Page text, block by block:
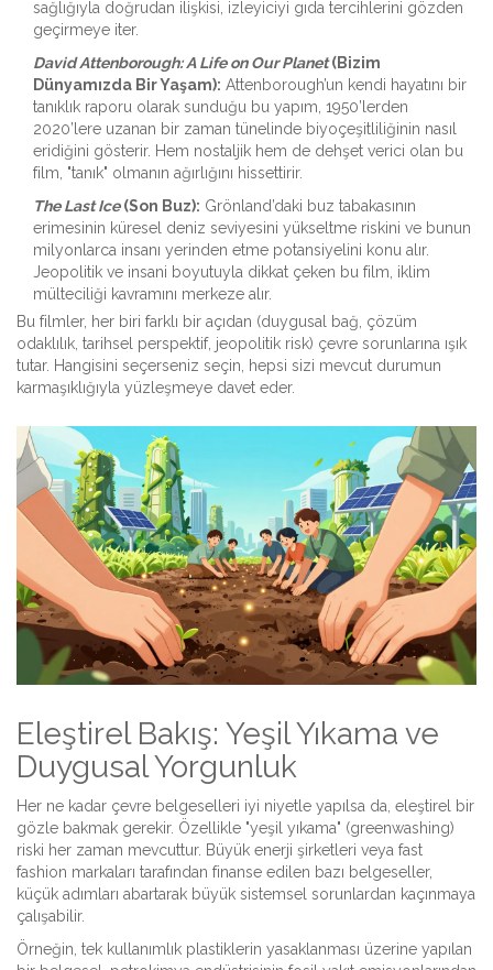
sağlığıyla doğrudan ilişkisi, izleyiciyi gıda tercihlerini gözden
geçirmeye iter.
David Attenborough: A Life on Our Planet(Bizim
Dünyamızda Bir Yaşam): Attenborough’un kendi hayatını bir
tanıklık raporu olarak sunduğu bu yapım, 1950’lerden
2020’lere uzanan bir zaman tünelinde biyoçeşitliliğinin nasıl
eridiğini gösterir. Hem nostaljik hem de dehşet verici olan bu
film, "tanık" olmanın ağırlığını hissettirir.
The Last Ice(Son Buz): Grönland’daki buz tabakasının
erimesinin küresel deniz seviyesini yükseltme riskini ve bunun
milyonlarca insanı yerinden etme potansiyelini konu alır.
Jeopolitik ve insani boyutuyla dikkat çeken bu film, iklim
mülteciliği kavramını merkeze alır.
Bu filmler, her biri farklı bir açıdan (duygusal bağ, çözüm
odaklılık, tarihsel perspektif, jeopolitik risk) çevre sorunlarına ışık
tutar. Hangisini seçerseniz seçin, hepsi sizi mevcut durumun
karmaşıklığıyla yüzleşmeye davet eder.
Eleştirel Bakış: Yeşil Yıkama ve
Duygusal Yorgunluk
Her ne kadar çevre belgeselleri iyi niyetle yapılsa da, eleştirel bir
gözle bakmak gerekir. Özellikle "yeşil yıkama" (greenwashing)
riski her zaman mevcuttur. Büyük enerji şirketleri veya fast
fashion markaları tarafından finanse edilen bazı belgeseller,
küçük adımları abartarak büyük sistemsel sorunlardan kaçınmaya
çalışabilir.
Örneğin, tek kullanımlık plastiklerin yasaklanması üzerine yapılan